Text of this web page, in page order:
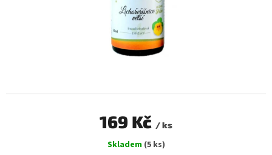
169 Kč / ks
cena:
Skladem (5 ks)